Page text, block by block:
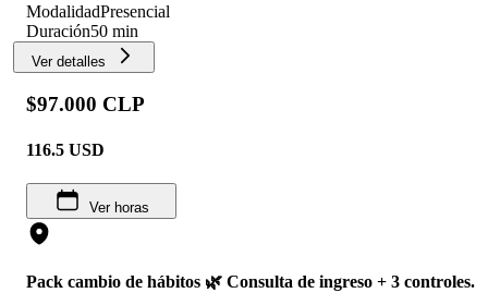
ModalidadPresencial
Duración50 min
Ver detalles
$97.000 CLP
116.5 USD
Ver horas
Pack cambio de hábitos 🌿 Consulta de ingreso + 3 controles.